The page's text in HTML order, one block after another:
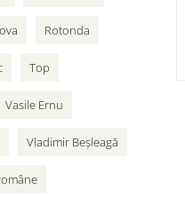
Rotonda
Top
Vasile Ernu
Vladimir Beșleagă